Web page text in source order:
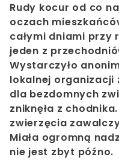
Rudy kocur od co
oczach
całymi dniami przy
jeden z
Wystarczyło
lokalnej organizacji
dla bezdomnych
zniknęła z
zwierzęcia
Miała ogromną
nie jest zbyt późno.